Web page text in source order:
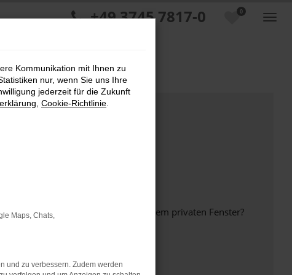
0
+49 3745 7817-0
anderen Browser oder in einem privaten Fenster?
Kommunikation mit Ihnen zu
nur, wenn Sie uns Ihre
jederzeit für die Zukunft
Cookie-Richtlinie
Maps, Chats,
und zu verbessern. Zudem werden